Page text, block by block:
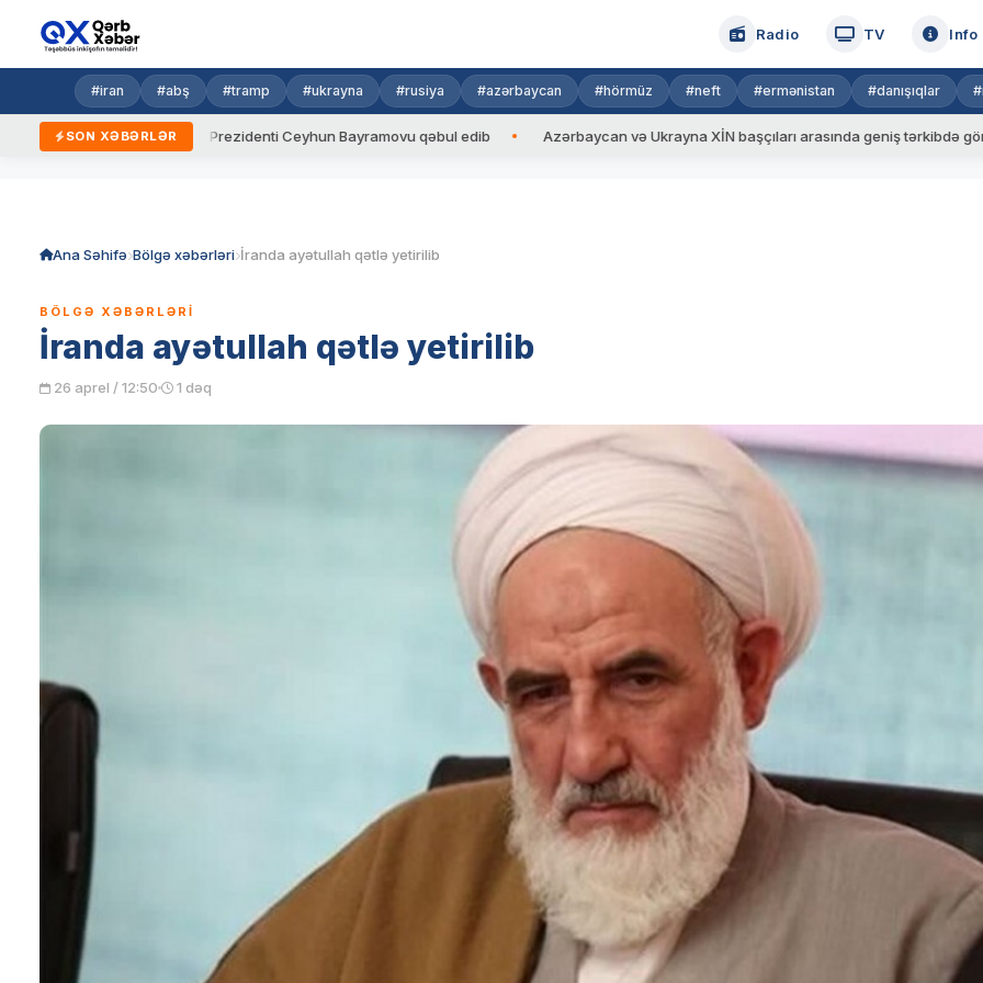
Radio TV Info
#iran #abş #tramp #ukrayna #rusiya #azərbaycan #hörmüz #neft #ermənistan #danışıqlar
SON XƏBƏRLƏR
Ukrayna Prezidenti Ceyhun Bayramovu qəbul edib Azərbaycan və Ukrayna XİN başçıları arasında geniş tərkibdə görüş
Ana Səhifə Bölgə xəbərləri İranda ayətullah qətlə yetirilib
BÖLGƏ XƏBƏRLƏRI
İranda ayətullah qətlə yetirilib
26 aprel / 12:50 1 dəq